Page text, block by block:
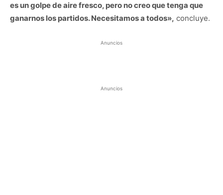
es un golpe de aire fresco, pero no creo que tenga que
ganarnos los partidos. Necesitamos a todos», concluye.
Anuncios
Anuncios